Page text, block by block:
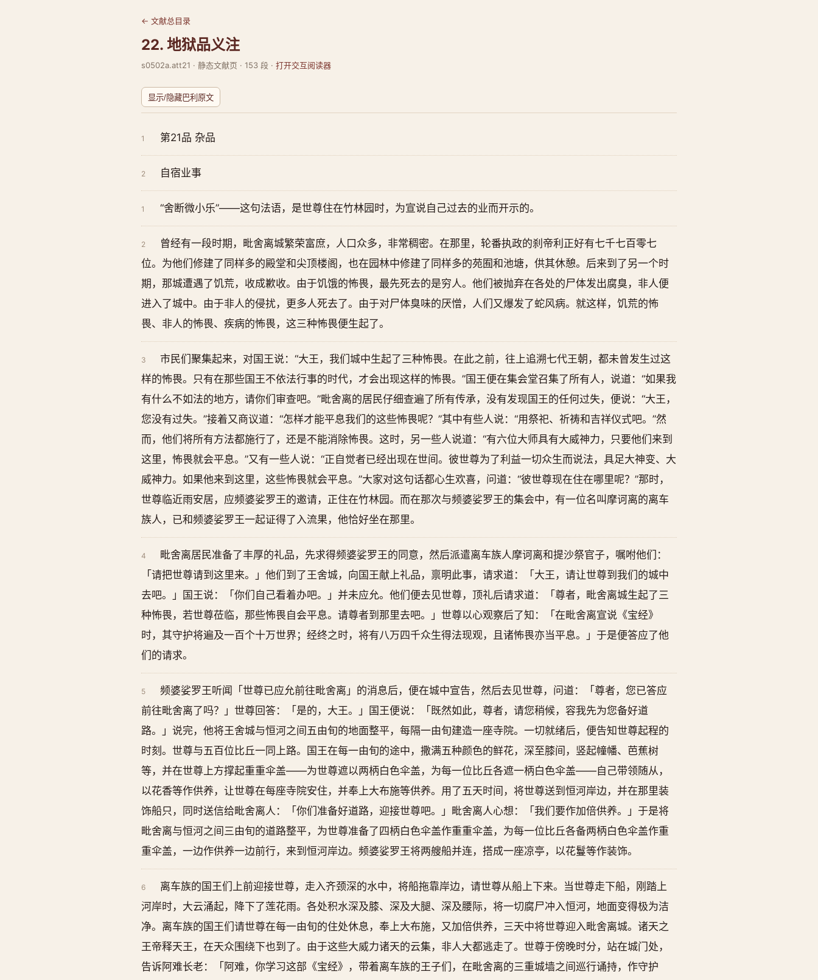
← 文献总目录
22. 地狱品义注
s0502a.att21 · 静态文献页 · 153 段 · 打开交互阅读器
显示/隐藏巴利原文
1 第21品 杂品
2 自宿业事
1 “舍断微小乐”——这句法语，是世尊住在竹林园时，为宣说自己过去的业而开示的。
2
曾经有一段时期，毗舍离城繁荣富庶，人口众多，非常稠密。在那里，轮番执政的刹帝利正好有七千七百零七
位。为他们修建了同样多的殿堂和尖顶楼阁，也在园林中修建了同样多的苑囿和池塘，供其休憩。后来到了另一个时
期，那城遭遇了饥荒，收成歉收。由于饥饿的怖畏，最先死去的是穷人。他们被抛弃在各处的尸体发出腐臭，非人便
进入了城中。由于非人的侵扰，更多人死去了。由于对尸体臭味的厌憎，人们又爆发了蛇风病。就这样，饥荒的怖
畏、非人的怖畏、疾病的怖畏，这三种怖畏便生起了。
3
市民们聚集起来，对国王说：“大王，我们城中生起了三种怖畏。在此之前，往上追溯七代王朝，都未曾发生过这
样的怖畏。只有在那些国王不依法行事的时代，才会出现这样的怖畏。”国王便在集会堂召集了所有人，说道：“如果我
有什么不如法的地方，请你们审查吧。”毗舍离的居民仔细查遍了所有传承，没有发现国王的任何过失，便说：“大王，
您没有过失。”接着又商议道：“怎样才能平息我们的这些怖畏呢？”其中有些人说：“用祭祀、祈祷和吉祥仪式吧。”然
而，他们将所有方法都施行了，还是不能消除怖畏。这时，另一些人说道：“有六位大师具有大威神力，只要他们来到
这里，怖畏就会平息。”又有一些人说：“正自觉者已经出现在世间。彼世尊为了利益一切众生而说法，具足大神变、大
威神力。如果他来到这里，这些怖畏就会平息。”大家对这句话都心生欢喜，问道：“彼世尊现在住在哪里呢？”那时，
世尊临近雨安居，应频婆娑罗王的邀请，正住在竹林园。而在那次与频婆娑罗王的集会中，有一位名叫摩诃离的离车
族人，已和频婆娑罗王一起证得了入流果，他恰好坐在那里。
4
毗舍离居民准备了丰厚的礼品，先求得频婆娑罗王的同意，然后派遣离车族人摩诃离和提沙祭官子，嘱咐他们：
「请把世尊请到这里来。」他们到了王舍城，向国王献上礼品，禀明此事，请求道：「大王，请让世尊到我们的城中
去吧。」国王说：「你们自己看着办吧。」并未应允。他们便去见世尊，顶礼后请求道：「尊者，毗舍离城生起了三
种怖畏，若世尊莅临，那些怖畏自会平息。请尊者到那里去吧。」世尊以心观察后了知：「在毗舍离宣说《宝经》
时，其守护将遍及一百个十万世界；经终之时，将有八万四千众生得法现观，且诸怖畏亦当平息。」于是便答应了他
们的请求。
5
频婆娑罗王听闻「世尊已应允前往毗舍离」的消息后，便在城中宣告，然后去见世尊，问道：「尊者，您已答应
前往毗舍离了吗？」世尊回答：「是的，大王。」国王便说：「既然如此，尊者，请您稍候，容我先为您备好道
路。」说完，他将王舍城与恒河之间五由旬的地面整平，每隔一由旬建造一座寺院。一切就绪后，便告知世尊起程的
时刻。世尊与五百位比丘一同上路。国王在每一由旬的途中，撒满五种颜色的鲜花，深至膝间，竖起幢幡、芭蕉树
等，并在世尊上方撑起重重伞盖——为世尊遮以两柄白色伞盖，为每一位比丘各遮一柄白色伞盖——自己带领随从，
以花香等作供养，让世尊在每座寺院安住，并奉上大布施等供养。用了五天时间，将世尊送到恒河岸边，并在那里装
饰船只，同时送信给毗舍离人：「你们准备好道路，迎接世尊吧。」毗舍离人心想：「我们要作加倍供养。」于是将
毗舍离与恒河之间三由旬的道路整平，为世尊准备了四柄白色伞盖作重重伞盖，为每一位比丘各备两柄白色伞盖作重
重伞盖，一边作供养一边前行，来到恒河岸边。频婆娑罗王将两艘船并连，搭成一座凉亭，以花鬘等作装饰。
6
离车族的国王们上前迎接世尊，走入齐颈深的水中，将船拖靠岸边，请世尊从船上下来。当世尊走下船，刚踏上
河岸时，大云涌起，降下了莲花雨。各处积水深及膝、深及大腿、深及腰际，将一切腐尸冲入恒河，地面变得极为洁
净。离车族的国王们请世尊在每一由旬的住处休息，奉上大布施，又加倍供养，三天中将世尊迎入毗舍离城。诸天之
王帝释天王，在天众围绕下也到了。由于这些大威力诸天的云集，非人大都逃走了。世尊于傍晚时分，站在城门处，
告诉阿难长老：「阿难，你学习这部《宝经》，带着离车族的王子们，在毗舍离的三重城墙之间巡行诵持，作守护